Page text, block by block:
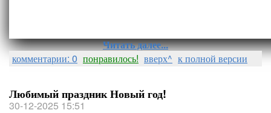
Читать далее...
комментарии: 0 понравилось! вверх^ к полной версии
Любимый праздник Новый год!
30-12-2025 15:51